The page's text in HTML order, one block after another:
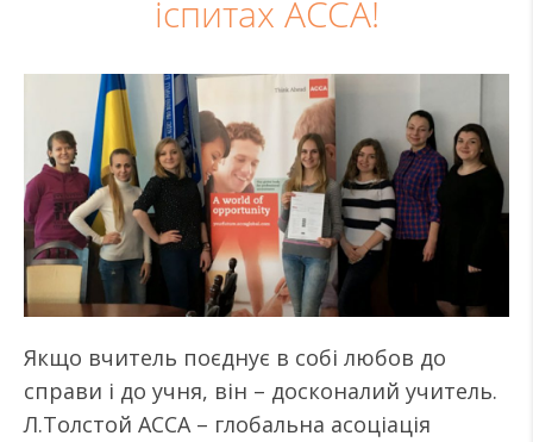
іспитах АССА!
Якщо вчитель поєднує в собі любов до
справи і до учня, він – досконалий учитель.
Л.Толстой АССА – глобальна асоціація